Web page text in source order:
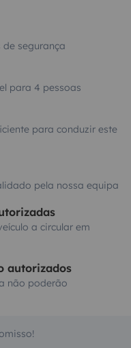
segurança
para 4 pessoas
para conduzir este
pela nossa equipa
a circular em
autorizados
não poderão